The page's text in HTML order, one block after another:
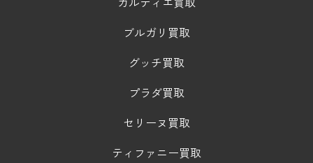
ブルガリ買取
グッチ買取
プラダ買取
セリーヌ買取
ティファニー買取